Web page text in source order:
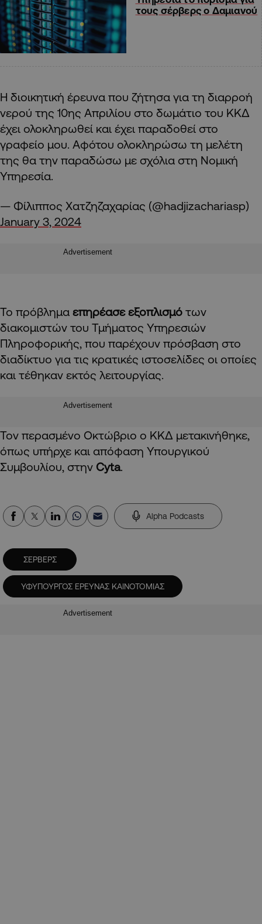
τους σέρβερς ο Δαμιανού
Η διοικητική έρευνα που ζήτησα για τη διαρροή
νερού της 10ης Απριλίου στο δωμάτιο του ΚΚΔ
έχει ολοκληρωθεί και έχει παραδοθεί στο
γραφείο μου. Αφότου ολοκληρώσω τη μελέτη
της θα την παραδώσω με σχόλια στη Νομική
Υπηρεσία.
— Φίλιππος Χατζηζαχαρίας (@hadjizachariasp)
January 3, 2024
Advertisement
Το πρόβλημα επηρέασε εξοπλισμό των
διακομιστών του Τμήματος Υπηρεσιών
Πληροφορικής, που παρέχουν πρόσβαση στο
διαδίκτυο για τις κρατικές ιστοσελίδες οι οποίες
και τέθηκαν εκτός λειτουργίας.
Advertisement
Τον περασμένο Οκτώβριο ο ΚΚΔ μετακινήθηκε,
όπως υπήρχε και απόφαση Υπουργικού
Συμβουλίου, στην Cyta.
Alpha Podcasts
ΣΕΡΒΕΡΣ
ΥΦΥΠΟΥΡΓΟΣ ΕΡΕΥΝΑΣ ΚΑΙΝΟΤΟΜΙΑΣ
Advertisement